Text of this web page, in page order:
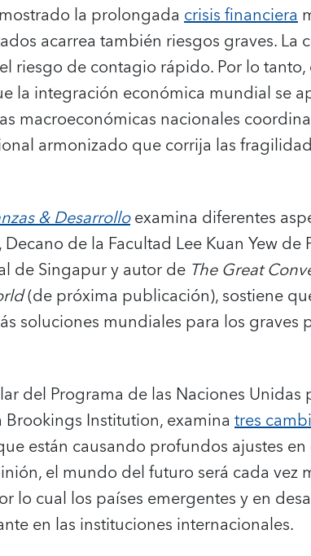
la prolongada crisis financiera
acarrea también riesgos graves. La
riesgo de contagio rápido. Por lo
la integración económica mundial se
macroeconómicas nacionales
armonizado que corrija las
& Desarrolloexamina diferentes
, Decano de la Facultad Lee Kuan Yew de
de Singapur y autor de The Great
(de próxima publicación), sostiene
soluciones mundiales para los
del Programa de las Naciones
Institution, examina tres
están causando profundos ajustes
el mundo del futuro será cada vez
lo cual los países emergentes y en
en las instituciones internacionales.